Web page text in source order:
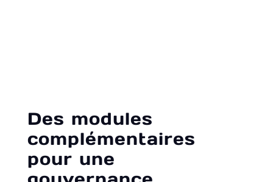
Des modules
complémentaires
pour une